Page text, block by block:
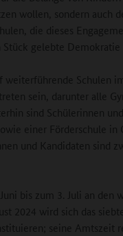
wollen, sondern auch
die dieses
gelebte Demokratie
Schulen im
sein, darunter alle
sind Schülerinnen
einer Förderschule in
und Kandidaten sind
bis zum 3. Juli an den
2024 wird sich das siebte
seine Amtszeit